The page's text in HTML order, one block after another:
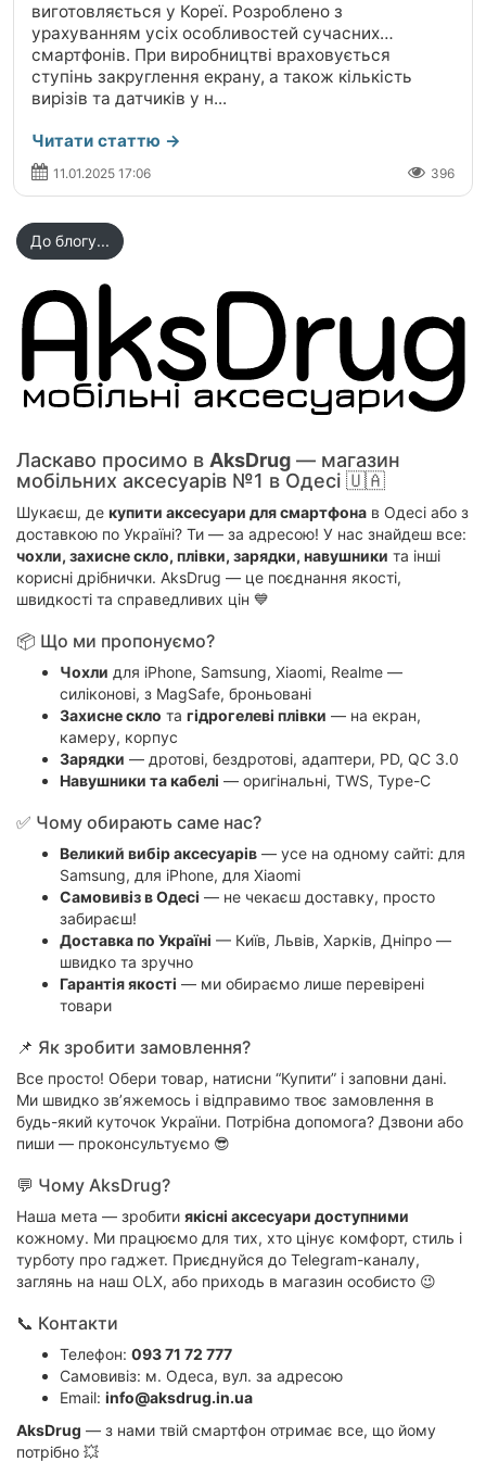
виготовляється у Кореї. Розроблено з
урахуванням усіх особливостей сучасних
смартфонів. При виробництві враховується
ступінь закруглення екрану, а також кількість
вирізів та датчиків у н...
Читати статтю →
11.01.2025 17:06 396
До блогу...
Ласкаво просимо в AksDrug — магазин
мобільних аксесуарів №1 в Одесі 🇺🇦
Шукаєш, де купити аксесуари для смартфона в Одесі або з
доставкою по Україні? Ти — за адресою! У нас знайдеш все:
чохли, захисне скло, плівки, зарядки, навушники та інші
корисні дрібнички. AksDrug — це поєднання якості,
швидкості та справедливих цін 💙
📦 Що ми пропонуємо?
Чохли для iPhone, Samsung, Xiaomi, Realme —
силіконові, з MagSafe, броньовані
Захисне скло та гідрогелеві плівки — на екран,
камеру, корпус
Зарядки — дротові, бездротові, адаптери, PD, QC 3.0
Навушники та кабелі — оригінальні, TWS, Type-C
✅ Чому обирають саме нас?
Великий вибір аксесуарів — усе на одному сайті: для
Samsung, для iPhone, для Xiaomi
Самовивіз в Одесі — не чекаєш доставку, просто
забираєш!
Доставка по Україні — Київ, Львів, Харків, Дніпро —
швидко та зручно
Гарантія якості — ми обираємо лише перевірені
товари
📌 Як зробити замовлення?
Все просто! Обери товар, натисни “Купити” і заповни дані.
Ми швидко зв’яжемось і відправимо твоє замовлення в
будь-який куточок України. Потрібна допомога? Дзвони або
пиши — проконсультуємо 😎
💬 Чому AksDrug?
Наша мета — зробити якісні аксесуари доступними
кожному. Ми працюємо для тих, хто цінує комфорт, стиль і
турботу про гаджет. Приєднуйся до Telegram-каналу,
заглянь на наш OLX, або приходь в магазин особисто 😉
📞 Контакти
Телефон: 093 71 72 777
Самовивіз: м. Одеса, вул. за адресою
Email: info@aksdrug.in.ua
AksDrug — з нами твій смартфон отримає все, що йому
потрібно 💥